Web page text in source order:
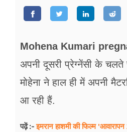
रिलेशनशिप
सेहत
ब्‍यूटी
जॉब्स
Mohena Kumari
अपनी दूसरी प्रेग्नेंसी के चलते
मोहेना ने हाल ही में अपनी
आ रही हैं.
पढ़ें :-इमरान हाशमी की फिल्म